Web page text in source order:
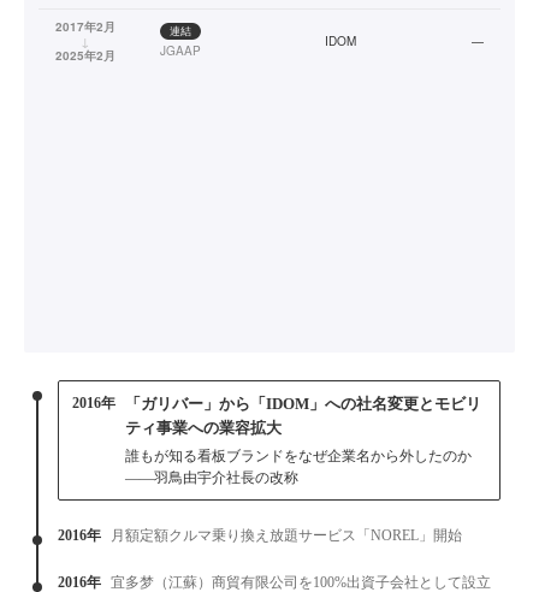
2017年2月
↓
2025年2月
連結
JGAAP
IDOM —
2016年
「ガリバー」から「IDOM」への社名変更とモビリ
ティ事業への業容拡大
誰もが知る看板ブランドをなぜ企業名から外したのか
——羽鳥由宇介社長の改称
2016年 月額定額クルマ乗り換え放題サービス「NOREL」開始
2016年 宜多梦（江蘇）商貿有限公司を100%出資子会社として設立